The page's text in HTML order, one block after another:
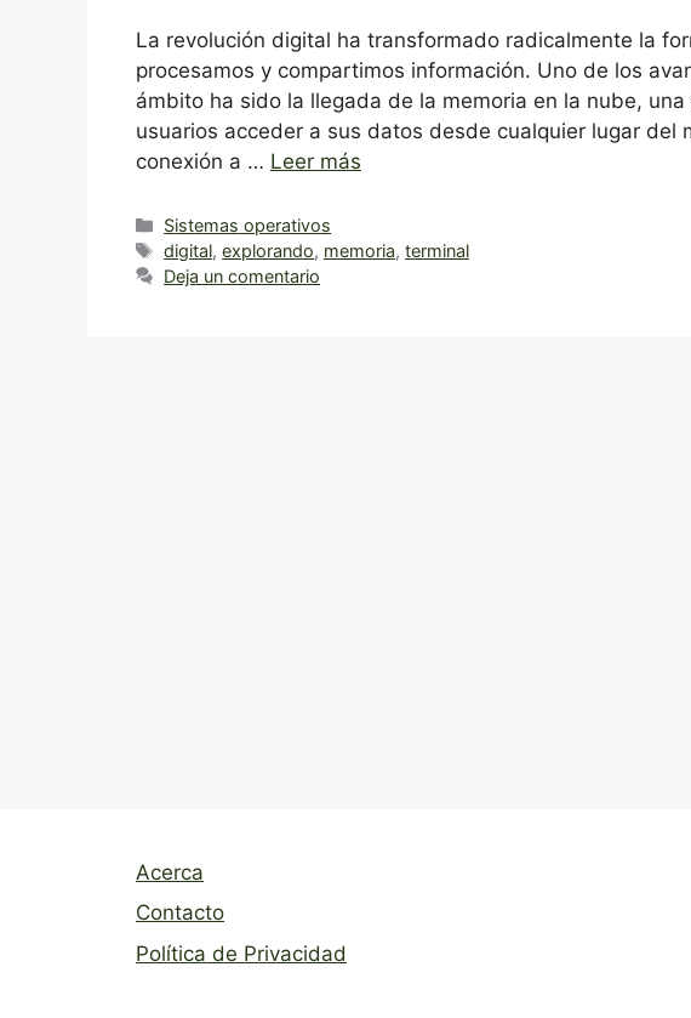
La revolución digital ha transformado radicalmente la
procesamos y compartimos información. Uno de los
ámbito ha sido la llegada de la memoria en la nube,
usuarios acceder a sus datos desde cualquier lugar del
conexión a … Leer más
Categorías
Sistemas operativos
Etiquetas
digital,explorando, memoria,terminal
Deja un comentario
Acerca
Contacto
Política de Privacidad